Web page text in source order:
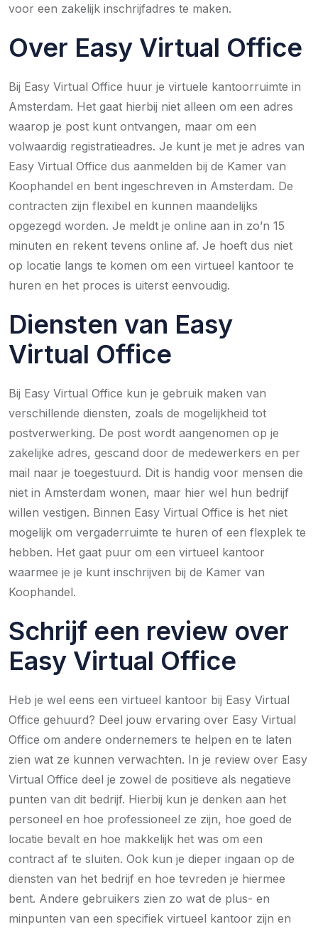
voor een zakelijk inschrijfadres te maken.
Over Easy Virtual Office
Bij Easy Virtual Office huur je virtuele kantoorruimte in
Amsterdam. Het gaat hierbij niet alleen om een adres
waarop je post kunt ontvangen, maar om een
volwaardig registratieadres. Je kunt je met je adres van
Easy Virtual Office dus aanmelden bij de Kamer van
Koophandel en bent ingeschreven in Amsterdam. De
contracten zijn flexibel en kunnen maandelijks
opgezegd worden. Je meldt je online aan in zo’n 15
minuten en rekent tevens online af. Je hoeft dus niet
op locatie langs te komen om een virtueel kantoor te
huren en het proces is uiterst eenvoudig.
Diensten van Easy
Virtual Office
Bij Easy Virtual Office kun je gebruik maken van
verschillende diensten, zoals de mogelijkheid tot
postverwerking. De post wordt aangenomen op je
zakelijke adres, gescand door de medewerkers en per
mail naar je toegestuurd. Dit is handig voor mensen die
niet in Amsterdam wonen, maar hier wel hun bedrijf
willen vestigen. Binnen Easy Virtual Office is het niet
mogelijk om vergaderruimte te huren of een flexplek te
hebben. Het gaat puur om een virtueel kantoor
waarmee je je kunt inschrijven bij de Kamer van
Koophandel.
Schrijf een review over
Easy Virtual Office
Heb je wel eens een virtueel kantoor bij Easy Virtual
Office gehuurd? Deel jouw ervaring over Easy Virtual
Office om andere ondernemers te helpen en te laten
zien wat ze kunnen verwachten. In je review over Easy
Virtual Office deel je zowel de positieve als negatieve
punten van dit bedrijf. Hierbij kun je denken aan het
personeel en hoe professioneel ze zijn, hoe goed de
locatie bevalt en hoe makkelijk het was om een
contract af te sluiten. Ook kun je dieper ingaan op de
diensten van het bedrijf en hoe tevreden je hiermee
bent. Andere gebruikers zien zo wat de plus- en
minpunten van een specifiek virtueel kantoor zijn en